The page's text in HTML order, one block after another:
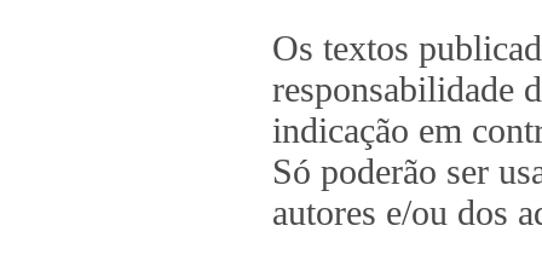
Os textos
responsabilidade
indicação em
Só poderão ser
autores e/ou dos